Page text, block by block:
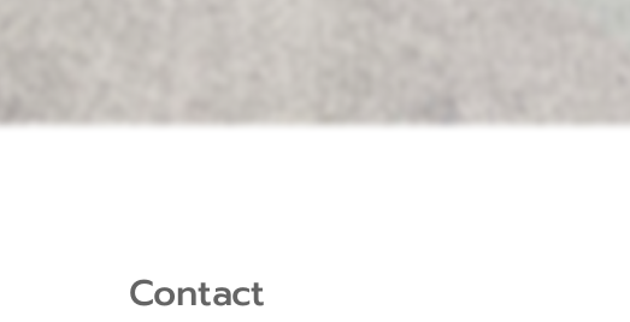
Contact